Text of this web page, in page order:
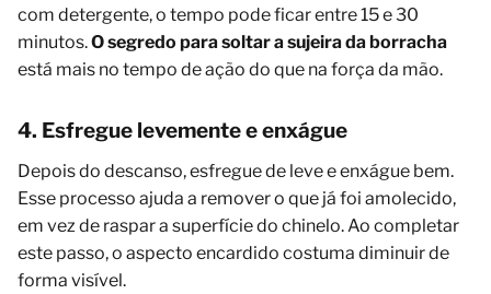
com detergente, o tempo pode ficar entre 15 e 30
minutos.O segredo para soltar a sujeira da borracha
está mais no tempo de ação do que na força da mão.
4. Esfregue levemente e enxágue
Depois do descanso, esfregue de leve e enxágue bem.
Esse processo ajuda a remover o que já foi amolecido,
em vez de raspar a superfície do chinelo. Ao completar
este passo, o aspecto encardido costuma diminuir de
forma visível.